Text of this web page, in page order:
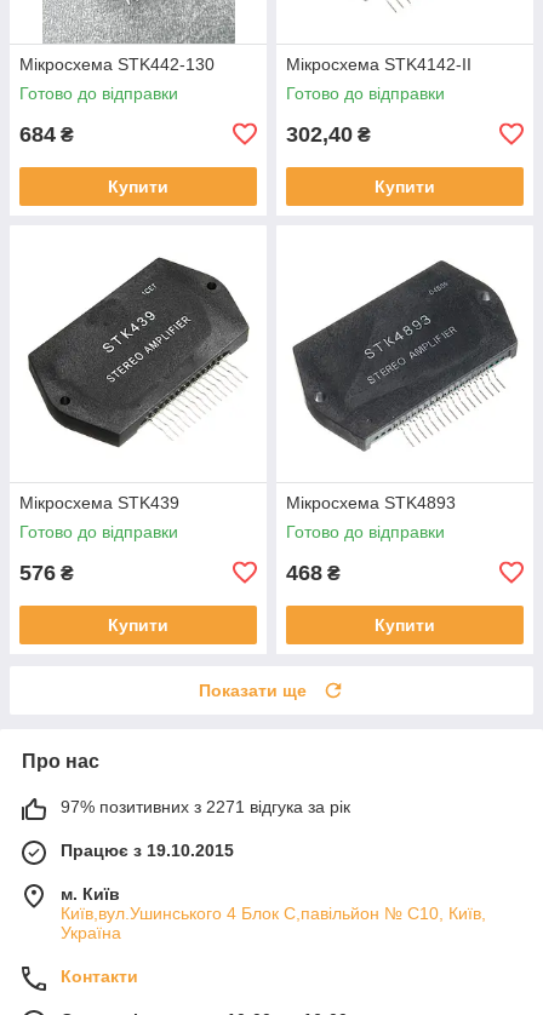
Мікросхема STK442-130
Готово до відправки
684 ₴
Купити
Мікросхема STK4142-II
Готово до відправки
302,40 ₴
Купити
Мікросхема STK439
Готово до відправки
576 ₴
Купити
Мікросхема STK4893
Готово до відправки
468 ₴
Купити
Показати ще
Про нас
97% позитивних з 2271 відгука за рік
Працює з 19.10.2015
м. Київ
Київ,вул.Ушинського 4 Блок С,павільйон № С10, Київ,
Україна
Контакти